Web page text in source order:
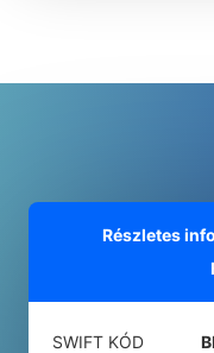
Részletes
SWIFT KÓD